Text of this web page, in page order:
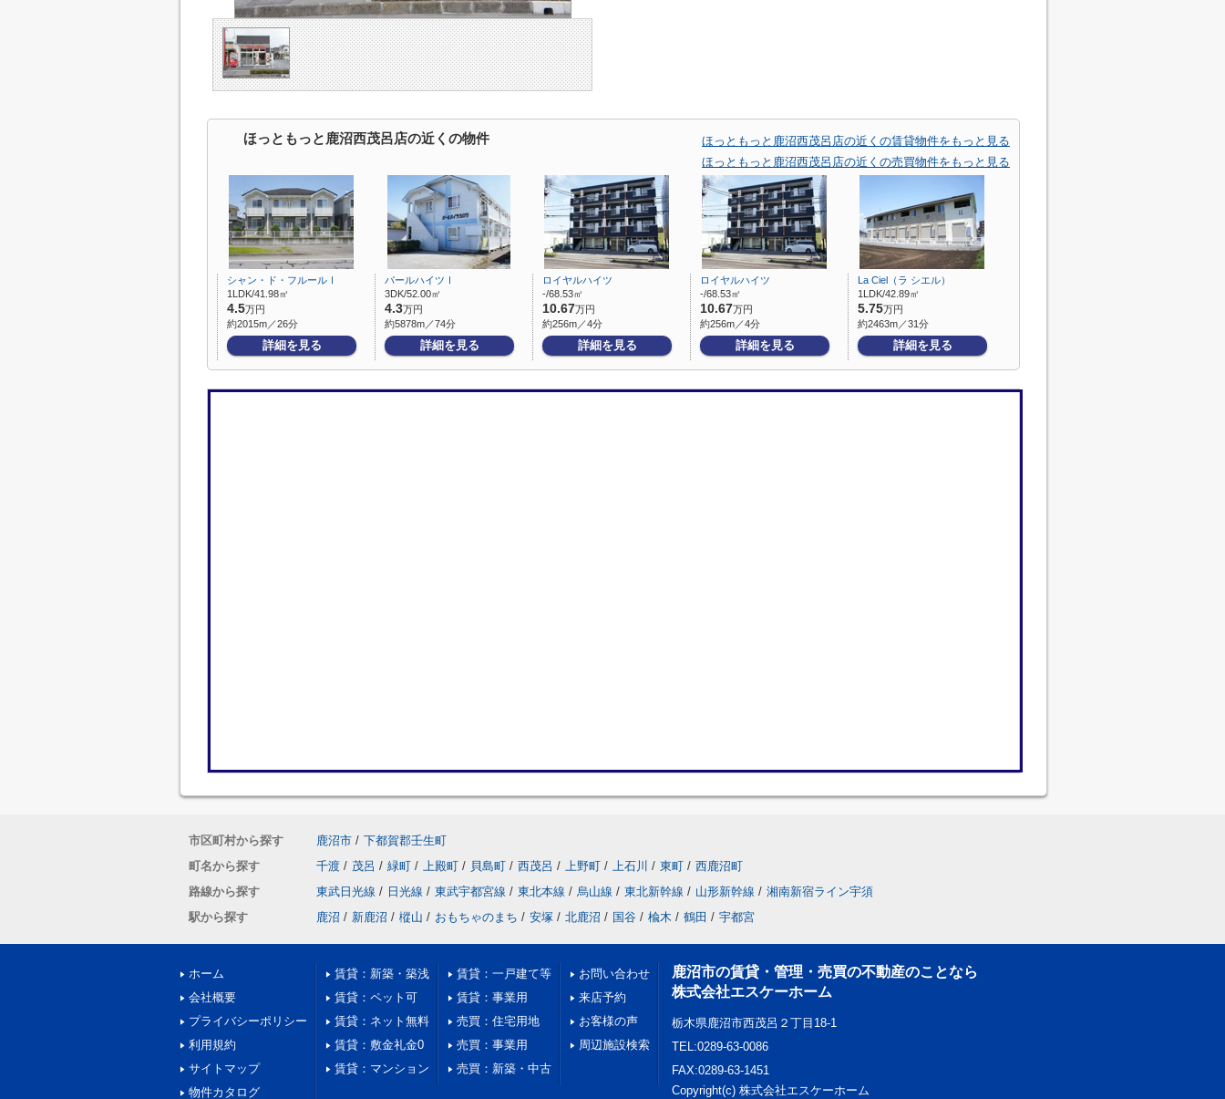
ほっともっと鹿沼西茂呂店の近くの物件
ほっともっと鹿沼西茂呂店の近くの賃貸物件をもっと見る
ほっともっと鹿沼西茂呂店の近くの売買物件をもっと見る
シャン・ド・フルールⅠ
1LDK/41.98㎡
4.5万円
約2015m／26分
詳細を見る
パールハイツⅠ
3DK/52.00㎡
4.3万円
約5878m／74分
詳細を見る
ロイヤルハイツ
-/68.53㎡
10.67万円
約256m／4分
詳細を見る
ロイヤルハイツ
-/68.53㎡
10.67万円
約256m／4分
詳細を見る
La Ciel（ラ シエル）
1LDK/42.89㎡
5.75万円
約2463m／31分
詳細を見る
市区町村から探す 鹿沼市 / 下都賀郡壬生町
町名から探す
千渡 / 茂呂 / 緑町 / 上殿町 / 貝島町 / 西茂呂 / 上野町 / 上石川 / 東町 / 西鹿沼町
路線から探す
東武日光線 / 日光線 / 東武宇都宮線 / 東北本線 / 烏山線 / 東北新幹線 / 山形新幹線 / 湘南新宿ライン宇須
駅から探す
鹿沼 / 新鹿沼 / 樅山 / おもちゃのまち / 安塚 / 北鹿沼 / 国谷 / 楡木 / 鶴田 / 宇都宮
ホーム
会社概要
プライバシーポリシー
利用規約
サイトマップ
物件カタログ
賃貸：新築・築浅
賃貸：ペット可
賃貸：ネット無料
賃貸：敷金礼金0
賃貸：マンション
賃貸：一戸建て等
賃貸：事業用
売買：住宅用地
売買：事業用
売買：新築・中古
お問い合わせ
来店予約
お客様の声
周辺施設検索
鹿沼市の賃貸・管理・売買の不動産のことなら
株式会社エスケーホーム
栃木県鹿沼市西茂呂２丁目18-1
TEL:0289-63-0086
FAX:0289-63-1451
Copyright(c) 株式会社エスケーホーム